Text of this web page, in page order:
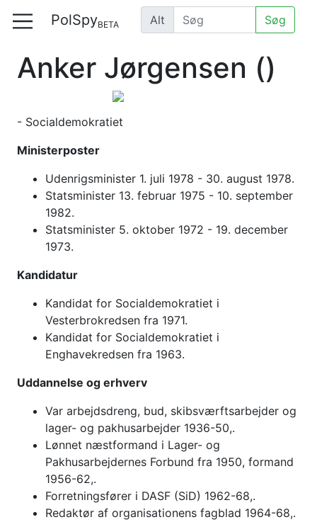
PolSpyBETA Alt Søg
Anker Jørgensen ()
- Socialdemokratiet
Ministerposter
Udenrigsminister 1. juli 1978 - 30. august 1978.
Statsminister 13. februar 1975 - 10. september
1982.
Statsminister 5. oktober 1972 - 19. december
1973.
Kandidatur
Kandidat for Socialdemokratiet i
Vesterbrokredsen fra 1971.
Kandidat for Socialdemokratiet i
Enghavekredsen fra 1963.
Uddannelse og erhverv
Var arbejdsdreng, bud, skibsværftsarbejder og
lager- og pakhusarbejder 1936-50,.
Lønnet næstformand i Lager- og
Pakhusarbejdernes Forbund fra 1950, formand
1956-62,.
Forretningsfører i DASF (SiD) 1962-68,.
Redaktør af organisationens fagblad 1964-68,.